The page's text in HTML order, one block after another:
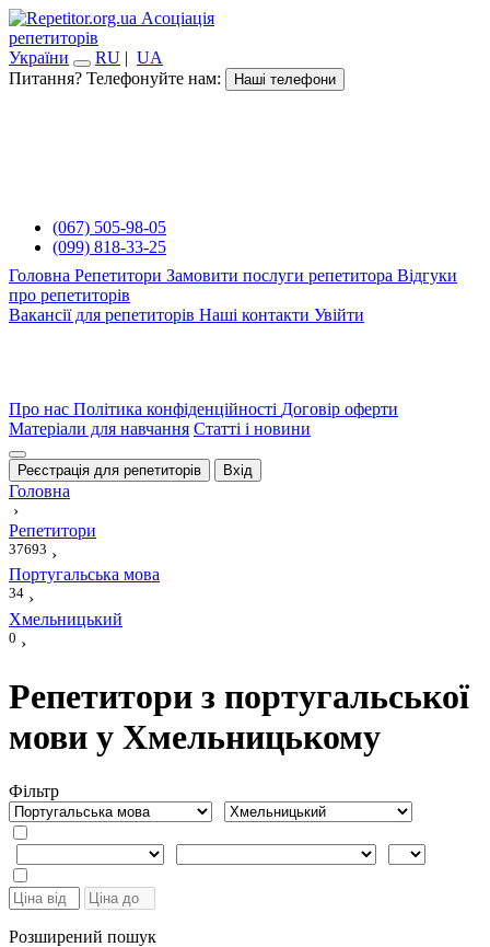
Асоціація
репетиторів
України
RU | UA
Питання? Телефонуйте нам:
Наші телефони
(067) 505-98-05
(099) 818-33-25
Головна Репетитори Замовити послуги репетитора Відгуки
про репетиторів
Вакансії для репетиторів Наші контакти Увійти
Про нас Політика конфіденційності Договір оферти
Матеріали для навчання Статті і новини
Реєстрація для репетиторів Вхід
Головна
›
Репетитори
37693 ›
Португальська мова
34 ›
Хмельницький
0 ›
Репетитори з португальської
мови у Хмельницькому
Фiльтр
Розширений пошук